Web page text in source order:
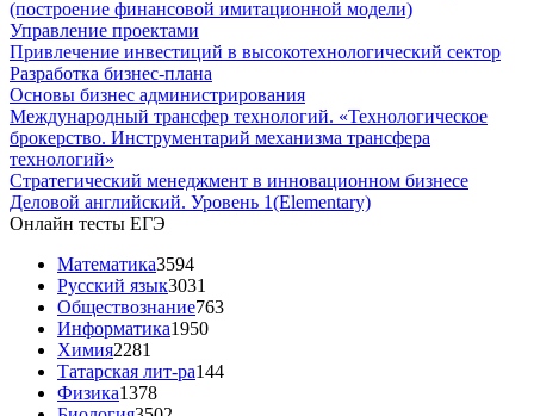
(построение финансовой имитационной модели)
Управление проектами
Привлечение инвестиций в высокотехнологический сектор
Разработка бизнес-плана
Основы бизнес администрирования
Международный трансфер технологий. «Технологическое
брокерство. Инструментарий механизма трансфера
технологий»
Стратегический менеджмент в инновационном бизнесе
Деловой английский. Уровень 1(Elementary)
Онлайн тесты ЕГЭ
Математика3594
Русский язык3031
Обществознание763
Информатика1950
Химия2281
Татарская лит-ра144
Физика1378